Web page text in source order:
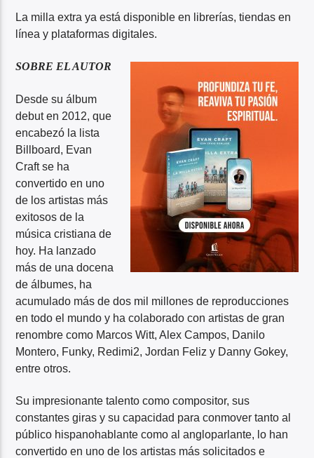
La milla extra ya está disponible en librerías, tiendas en
línea y plataformas digitales.
SOBRE EL AUTOR
Desde su álbum
debut en 2012, que
encabezó la lista
Billboard, Evan
Craft se ha
convertido en uno
de los artistas más
exitosos de la
música cristiana de
hoy. Ha lanzado
más de una docena
de álbumes, ha
acumulado más de dos mil millones de reproducciones
en todo el mundo y ha colaborado con artistas de gran
renombre como Marcos Witt, Alex Campos, Danilo
Montero, Funky, Redimi2, Jordan Feliz y Danny Gokey,
entre otros.
Su impresionante talento como compositor, sus
constantes giras y su capacidad para conmover tanto al
público hispanohablante como al angloparlante, lo han
convertido en uno de los artistas más solicitados e